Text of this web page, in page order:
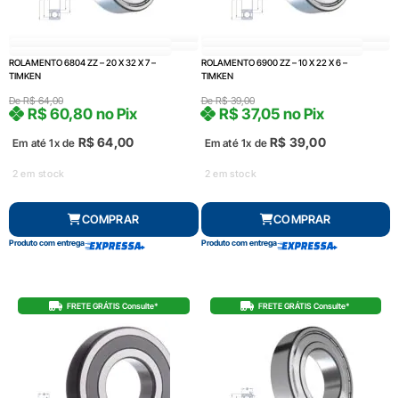
ROLAMENTO 6804 ZZ – 20 X 32 X 7 –
TIMKEN
DeR$64,00
Em até 1x de R$64,00
R$60,80 no Pix
2 em stock
COMPRAR
Produto com entrega
ROLAMENTO 6900 ZZ – 10 X 22 X 6 –
TIMKEN
DeR$39,00
Em até 1x de R$ 39,00
R$37,05 no Pix
2 em stock
COMPRAR
Produto com entrega
FRETE GRÁTIS Consulte* FRETE GRÁTIS Consulte*